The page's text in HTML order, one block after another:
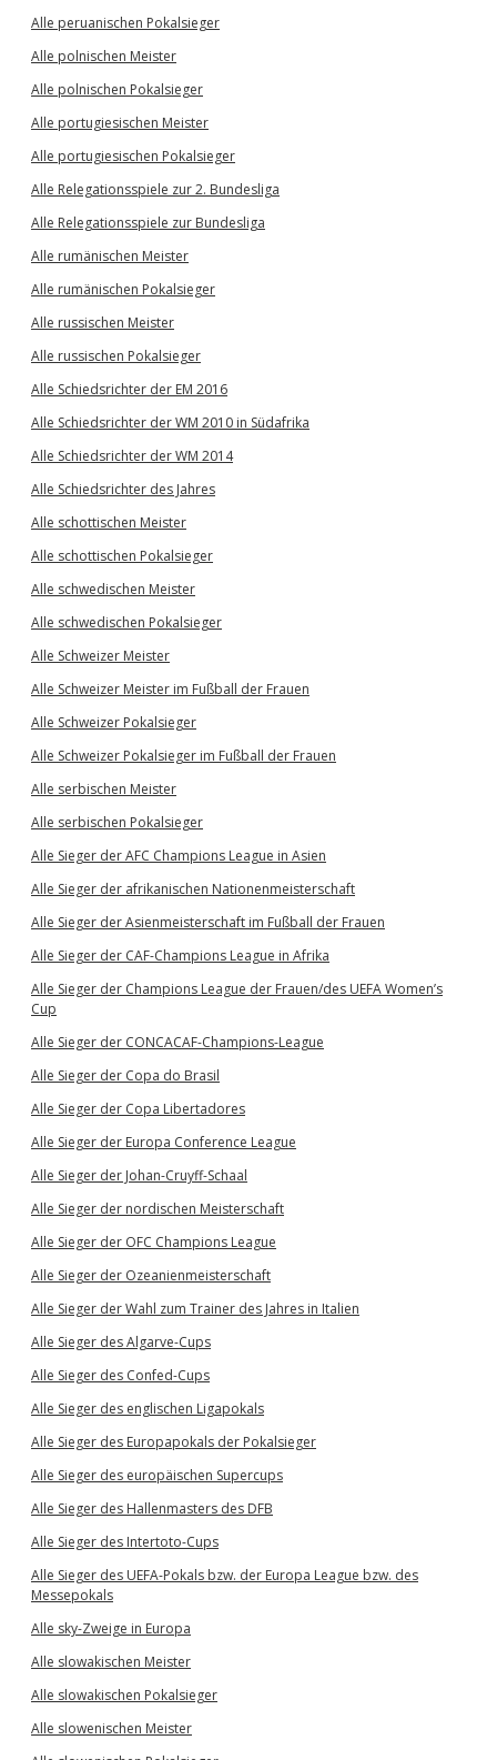
Alle peruanischen Pokalsieger
Alle polnischen Meister
Alle polnischen Pokalsieger
Alle portugiesischen Meister
Alle portugiesischen Pokalsieger
Alle Relegationsspiele zur 2. Bundesliga
Alle Relegationsspiele zur Bundesliga
Alle rumänischen Meister
Alle rumänischen Pokalsieger
Alle russischen Meister
Alle russischen Pokalsieger
Alle Schiedsrichter der EM 2016
Alle Schiedsrichter der WM 2010 in Südafrika
Alle Schiedsrichter der WM 2014
Alle Schiedsrichter des Jahres
Alle schottischen Meister
Alle schottischen Pokalsieger
Alle schwedischen Meister
Alle schwedischen Pokalsieger
Alle Schweizer Meister
Alle Schweizer Meister im Fußball der Frauen
Alle Schweizer Pokalsieger
Alle Schweizer Pokalsieger im Fußball der Frauen
Alle serbischen Meister
Alle serbischen Pokalsieger
Alle Sieger der AFC Champions League in Asien
Alle Sieger der afrikanischen Nationenmeisterschaft
Alle Sieger der Asienmeisterschaft im Fußball der Frauen
Alle Sieger der CAF-Champions League in Afrika
Alle Sieger der Champions League der Frauen/des UEFA Women’s
Cup
Alle Sieger der CONCACAF-Champions-League
Alle Sieger der Copa do Brasil
Alle Sieger der Copa Libertadores
Alle Sieger der Europa Conference League
Alle Sieger der Johan-Cruyff-Schaal
Alle Sieger der nordischen Meisterschaft
Alle Sieger der OFC Champions League
Alle Sieger der Ozeanienmeisterschaft
Alle Sieger der Wahl zum Trainer des Jahres in Italien
Alle Sieger des Algarve-Cups
Alle Sieger des Confed-Cups
Alle Sieger des englischen Ligapokals
Alle Sieger des Europapokals der Pokalsieger
Alle Sieger des europäischen Supercups
Alle Sieger des Hallenmasters des DFB
Alle Sieger des Intertoto-Cups
Alle Sieger des UEFA-Pokals bzw. der Europa League bzw. des
Messepokals
Alle sky-Zweige in Europa
Alle slowakischen Meister
Alle slowakischen Pokalsieger
Alle slowenischen Meister